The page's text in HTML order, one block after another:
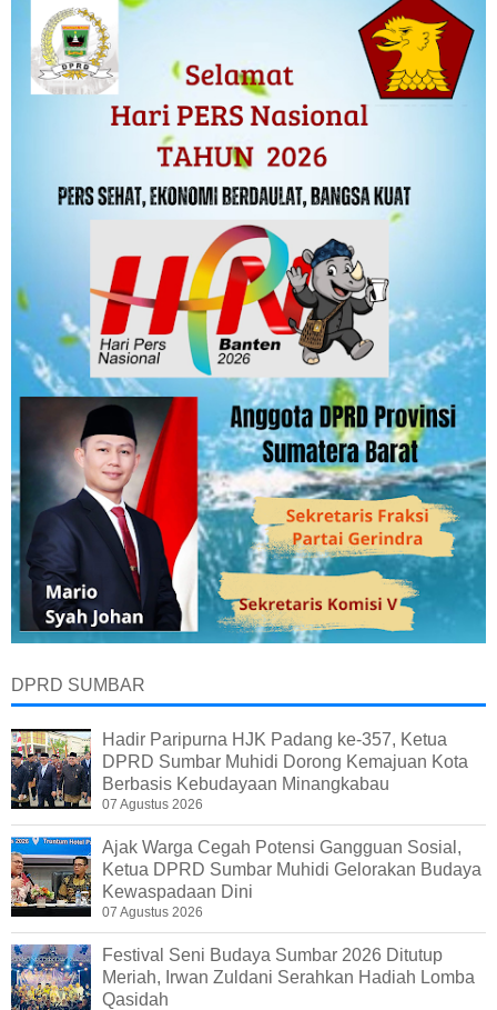
DPRD SUMBAR
Hadir Paripurna HJK Padang ke-357, Ketua
DPRD Sumbar Muhidi Dorong Kemajuan Kota
Berbasis Kebudayaan Minangkabau
07 Agustus 2026
Ajak Warga Cegah Potensi Gangguan Sosial,
Ketua DPRD Sumbar Muhidi Gelorakan Budaya
Kewaspadaan Dini
07 Agustus 2026
Festival Seni Budaya Sumbar 2026 Ditutup
Meriah, Irwan Zuldani Serahkan Hadiah Lomba
Qasidah